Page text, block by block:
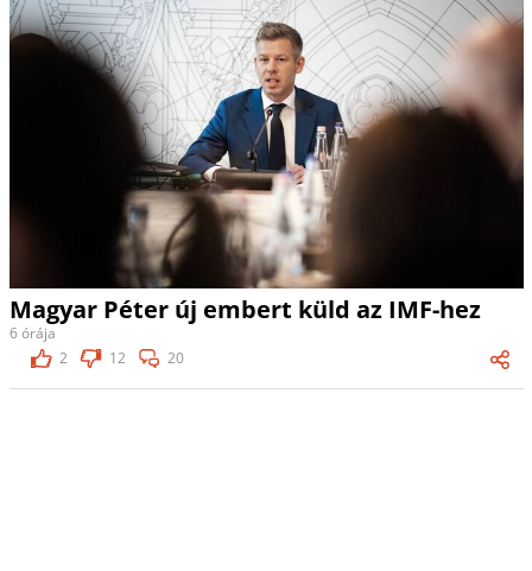
Magyar Péter új embert küld az IMF-hez
6 órája
2
12 20